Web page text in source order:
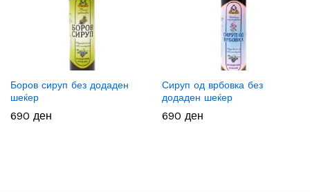
Боров сируп без додаден
шеќер
690 ден
Сируп од врбовка без
додаден шеќер
690 ден